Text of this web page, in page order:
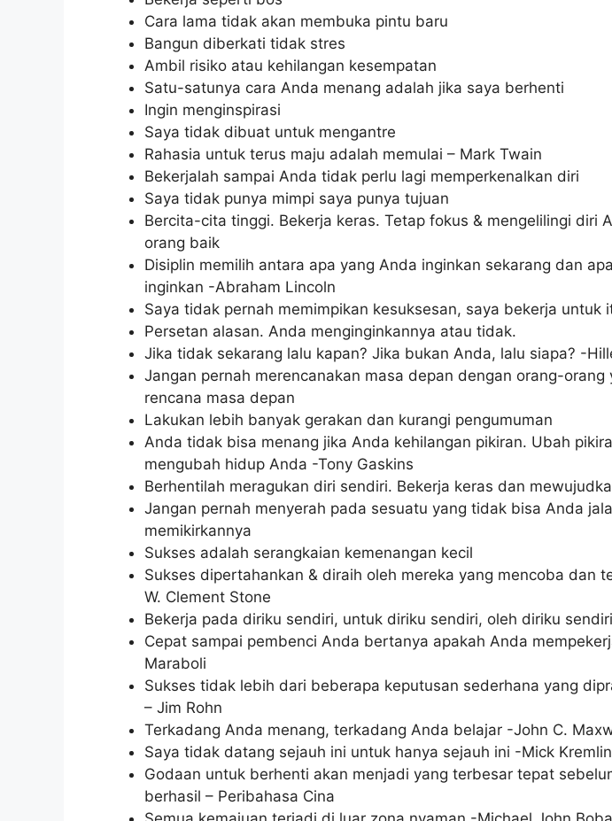
Cara lama tidak akan membuka pintu baru
Bangun diberkati tidak stres
Ambil risiko atau kehilangan kesempatan
Satu-satunya cara Anda menang adalah jika saya berhenti
Ingin menginspirasi
Saya tidak dibuat untuk mengantre
Rahasia untuk terus maju adalah memulai – Mark Twain
Bekerjalah sampai Anda tidak perlu lagi memperkenalkan diri
Saya tidak punya mimpi saya punya tujuan
Bercita-cita tinggi. Bekerja keras. Tetap fokus & mengelilingi diri
orang baik
Disiplin memilih antara apa yang Anda inginkan sekarang dan
inginkan -Abraham Lincoln
Saya tidak pernah memimpikan kesuksesan, saya bekerja untuk
Persetan alasan. Anda menginginkannya atau tidak.
Jika tidak sekarang lalu kapan? Jika bukan Anda, lalu siapa? -
Jangan pernah merencanakan masa depan dengan orang-orang
rencana masa depan
Lakukan lebih banyak gerakan dan kurangi pengumuman
Anda tidak bisa menang jika Anda kehilangan pikiran. Ubah
mengubah hidup Anda -Tony Gaskins
Berhentilah meragukan diri sendiri. Bekerja keras dan
Jangan pernah menyerah pada sesuatu yang tidak bisa Anda
memikirkannya
Sukses adalah serangkaian kemenangan kecil
Sukses dipertahankan & diraih oleh mereka yang mencoba dan
W. Clement Stone
Bekerja pada diriku sendiri, untuk diriku sendiri, oleh diriku sendiri
Cepat sampai pembenci Anda bertanya apakah Anda
Maraboli
Sukses tidak lebih dari beberapa keputusan sederhana yang
– Jim Rohn
Terkadang Anda menang, terkadang Anda belajar -John C.
Saya tidak datang sejauh ini untuk hanya sejauh ini -Mick
Godaan untuk berhenti akan menjadi yang terbesar tepat
berhasil – Peribahasa Cina